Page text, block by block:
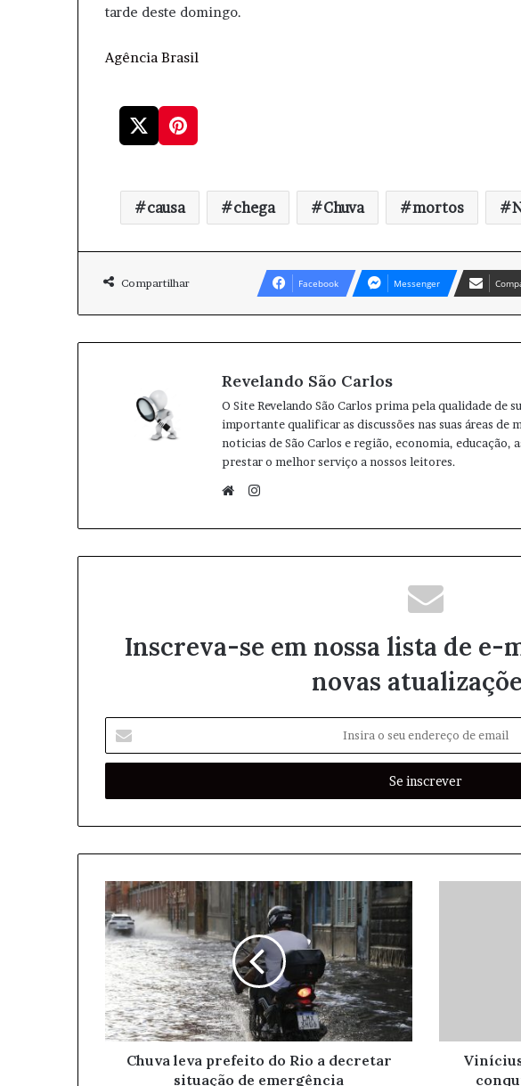
tarde deste domingo.
Agência Brasil
causa chega Chuva mortos
Compartilhar Facebook Messenger
Revelando São Carlos
O Site Revelando São Carlos prima pela qualidade de
importante qualificar as discussões nas suas áreas
noticias de São Carlos e região, economia, educação,
prestar o melhor serviço a nossos leitores.
e
b
I
s
t
a
m
Inscreva-se em nossa lista de e-
novas
s
r
s
u
e
n
d
r
e
ç
o
Chuva leva prefeito do Rio a decretar
situação de emergência